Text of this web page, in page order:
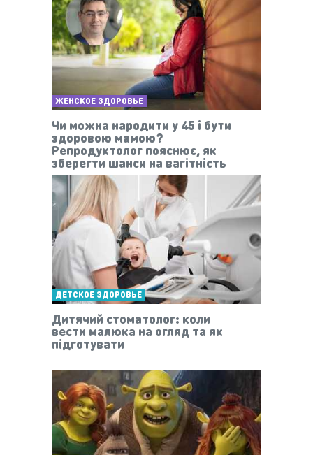
ЖЕНСКОЕ ЗДОРОВЬЕ
Чи можна народити у 45 і бути
здоровою мамою?
Репродуктолог пояснює, як
зберегти шанси на вагітність
ДЕТСКОЕ ЗДОРОВЬЕ
Дитячий стоматолог: коли
вести малюка на огляд та як
підготувати